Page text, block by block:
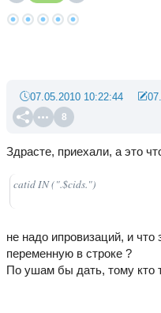
8
07.05.2010 10:22:44
Здрасте, приехали, а это
catid IN (".$cids.")
не надо ипровизаций, и
переменную в строке ?
По ушам бы дать, тому кто